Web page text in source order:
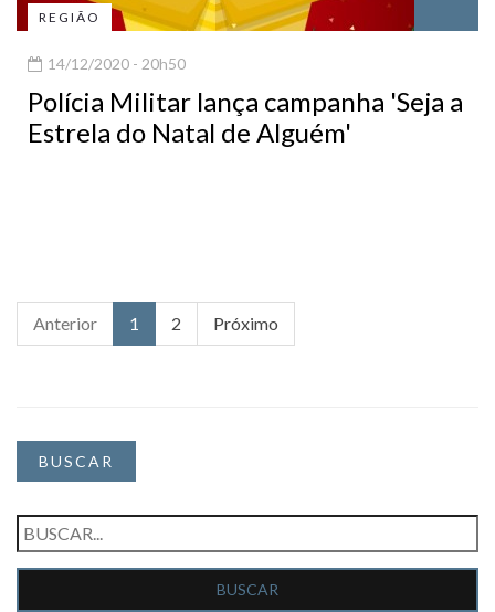
REGIÃO
14/12/2020 - 20h50
Polícia Militar lança campanha 'Seja a
Estrela do Natal de Alguém'
Anterior 1 2 Próximo
BUSCAR